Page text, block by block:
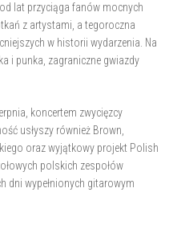
lat przyciąga fanów mocnych
z artystami, a tegoroczna
w historii wydarzenia. Na
i punka, zagraniczne gwiazdy
koncertem zwycięzcy
usłyszy również Brown,
oraz wyjątkowy projekt Polish
polskich zespołów
dni wypełnionych gitarowym